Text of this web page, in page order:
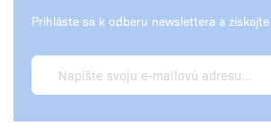
Prihláste sa k odberu newslettera a získajte